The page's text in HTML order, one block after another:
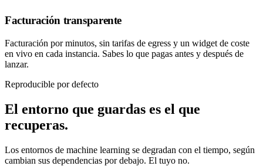
Facturación transparente
Facturación por minutos, sin tarifas de egress y un widget de coste
en vivo en cada instancia. Sabes lo que pagas antes y después de
lanzar.
Reproducible por defecto
El entorno que guardas es el que
recuperas.
Los entornos de machine learning se degradan con el tiempo, según
cambian sus dependencias por debajo. El tuyo no.